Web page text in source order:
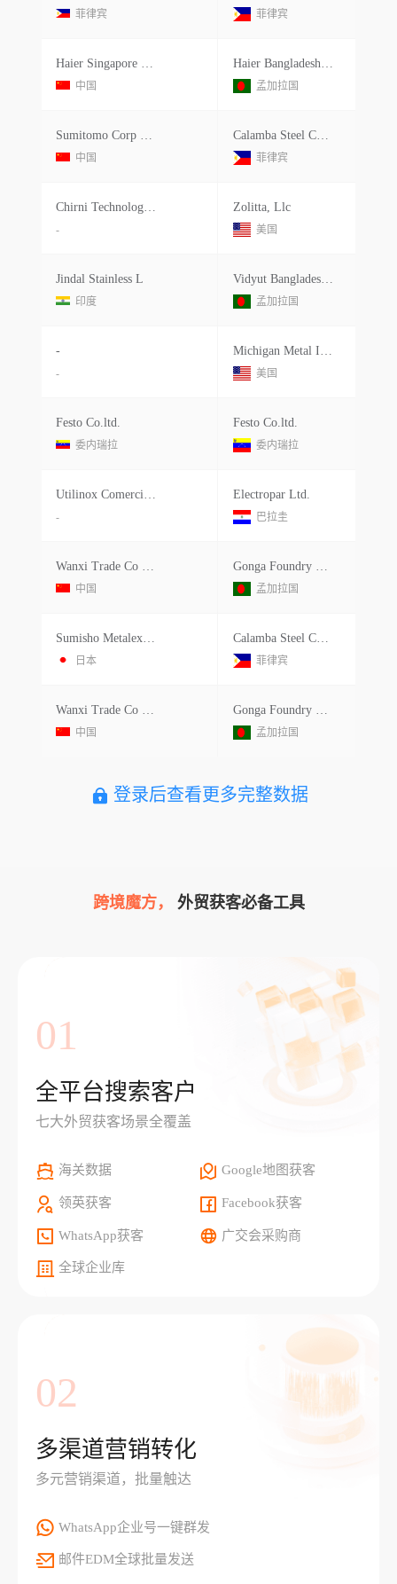
菲律宾 菲律宾
Haier Singapore Investment Holdings Pvt Ltd.
中国
Haier Bangladesh Ltd.
孟加拉国
Sumitomo Corp Shanghai Ltd.
中国
Calamba Steel Center Corp.
菲律宾
Chirni Technologies Co Ltd.
-
Zolitta, Llc
美国
Jindal Stainless L
印度
Vidyut Bangladesh Pvt Ltd.
孟加拉国
-
-
Michigan Metal Importers
美国
Festo Co.ltd.
委内瑞拉
Festo Co.ltd.
委内瑞拉
Utilinox Comercio E Industria Ltd.
-
Electropar Ltd.
巴拉圭
Wanxi Trade Co Ltd
中国
Gonga Foundry Ltd.
孟加拉国
Sumisho Metalex Corp
日本
Calamba Steel Center Corp.
菲律宾
Wanxi Trade Co Ltd
中国
Gonga Foundry Ltd.
孟加拉国
登录后查看更多完整数据
跨境魔方， 外贸获客必备工具
01
全平台搜索客户
七大外贸获客场景全覆盖
海关数据 Google地图获客
领英获客 Facebook获客
WhatsApp获客 广交会采购商
全球企业库
02
多渠道营销转化
多元营销渠道，批量触达
WhatsApp企业号一键群发
邮件EDM全球批量发送